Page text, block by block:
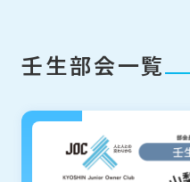
壬生部会一覧